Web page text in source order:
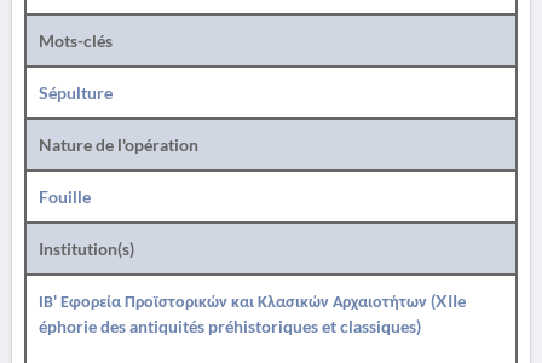
Mots-clés
Sépulture
Nature de l'opération
Fouille
Institution(s)
ΙΒ' Εφορεία Προϊστορικών και Κλασικών Αρχαιοτήτων (XIIe
éphorie des antiquités préhistoriques et classiques)